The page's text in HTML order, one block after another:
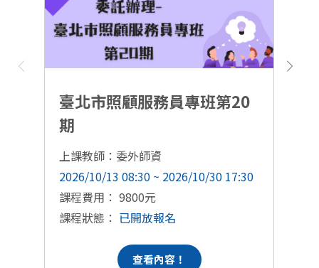
臺北市照顧服務員專班第20
期
上課教師：委外師資
2026/10/13 08:30 ~ 2026/10/30 17:30
課程費用： 9800元
課程狀態： 已開放報名
查看內容！